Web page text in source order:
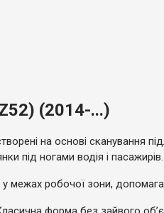
(2014-...)
на основі сканування
під ногами водія і пасажирів.
межах робочої зони,